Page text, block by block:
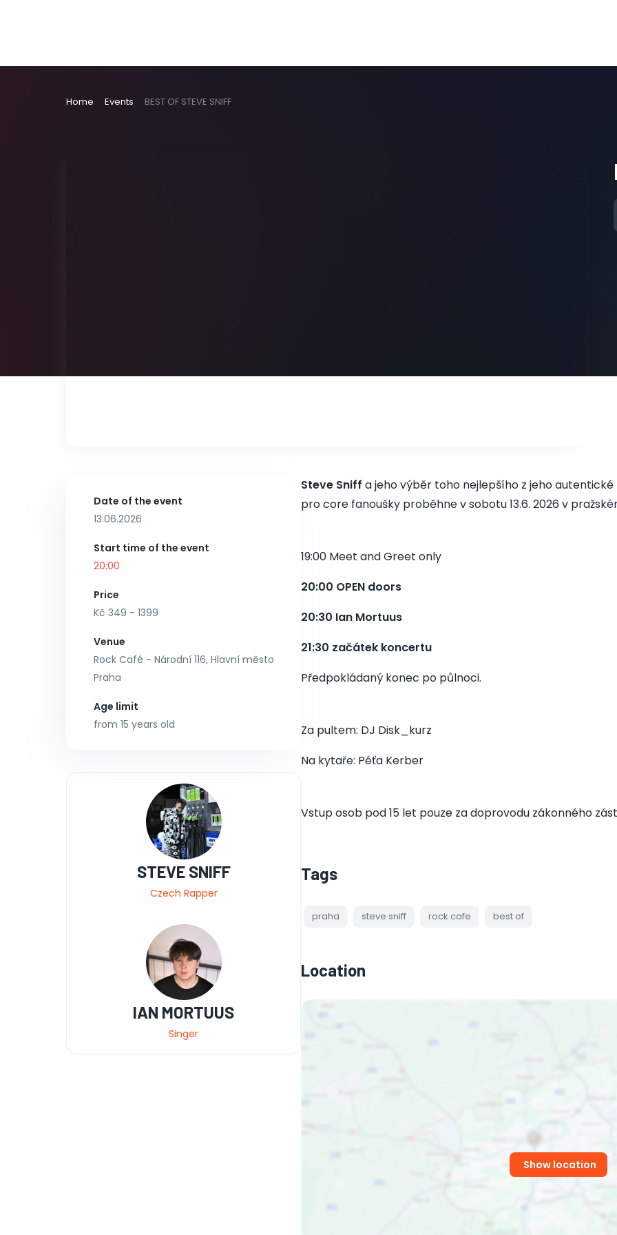
Home Events BEST OF STEVE SNIFF
Date of the event
13.06.2026
Start time of the event
20:00
Price
Kč 349 - 1399
Venue
Rock Café - Národní 116, Hlavní město
Praha
Age limit
from 15 years old
STEVE SNIFF
Czech Rapper
IAN MORTUUS
Singer
Steve Sniff a jeho výběr toho nejlepšího z jeho
pro core fanoušky proběhne v sobotu 13.6. 2026 v
19:00 Meet and Greet only
20:00 OPEN doors
20:30 Ian Mortuus
21:30 začátek koncertu
Předpokládaný konec po půlnoci.
Za pultem: DJ Disk_kurz
Na kytaře: Péťa Kerber
Vstup osob pod 15 let pouze za doprovodu zákonného
Tags
praha steve sniff rock cafe best of
Location
Show location